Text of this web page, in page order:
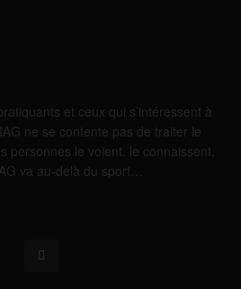
et ceux qui s’intéressent à
ne se contente pas de traiter le
personnes le voient, le connaissent,
va au-delà du sport…